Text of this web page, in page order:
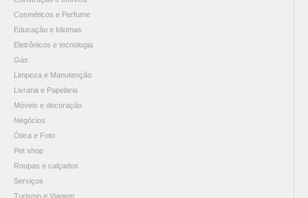
Cosméticos e Perfume
Educação e Idiomas
Eletrônicos e tecnologia
Gás
Limpeza e Manutenção
Livraria e Papelaria
Móveis e decoração
Negócios
Ótica e Foto
Pet shop
Roupas e calçados
Serviços
Turismo e Viagem